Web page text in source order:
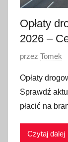
0
2
Opłaty
2026 –
O
u
b
l
i
przez Tomek
Opłaty
Sprawdź
płacić na
Czytaj dalej